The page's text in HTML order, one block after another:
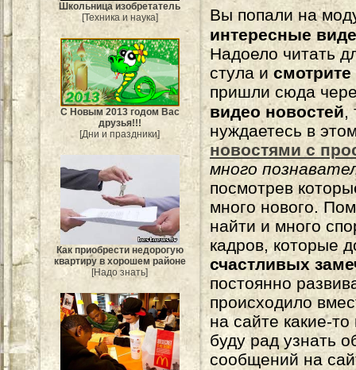
Школьница изобретатель
[Техника и наука]
С Новым 2013 годом Вас
друзья!!!
[Дни и праздники]
Как приобрести недорогую
квартиру в хорошем районе
[Надо знать]
Вы попали на
интересные
Надоело читать
стула и
пришли сюда
видео новостей,
нуждаетесь в
новостями с
много
посмотрев
много нового.
найти и много
кадров, которые
счастливых
постоянно
происходило
на сайте какие-
буду рад узнать
сообщений на